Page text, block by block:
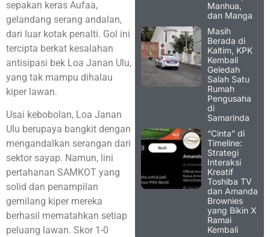
sepakan keras Aufaa,
gelandang serang andalan,
dari luar kotak penalti. Gol ini
tercipta berkat kesalahan
antisipasi bek Loa Janan Ulu,
yang tak mampu dihalau
kiper lawan.
Usai kebobolan, Loa Janan
Ulu berupaya bangkit dengan
mengandalkan serangan dari
sektor sayap. Namun, lini
pertahanan SAMKOT yang
solid dan penampilan
gemilang kiper mereka
berhasil mematahkan setiap
peluang lawan. Skor 1-0
Manhua,
dan Manga
Masih
Berada di
Kaltim, KPK
Kembali
Geledah
Salah Satu
Rumah
Pengusaha
di
Samarinda
“Cinta” di
Timeline:
Strategi
Interaksi
Kreatif
Toshiba TV
dan Amanda
Brownies
yang Bikin X
Ramai
Kembali